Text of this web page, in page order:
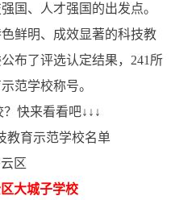
国、人才强国的出发点。
鲜明、成效显著的科技教
布了评选认定结果，241所
范学校称号。
快来看看吧↓↓↓
教育示范学校名单
区
大城子学校